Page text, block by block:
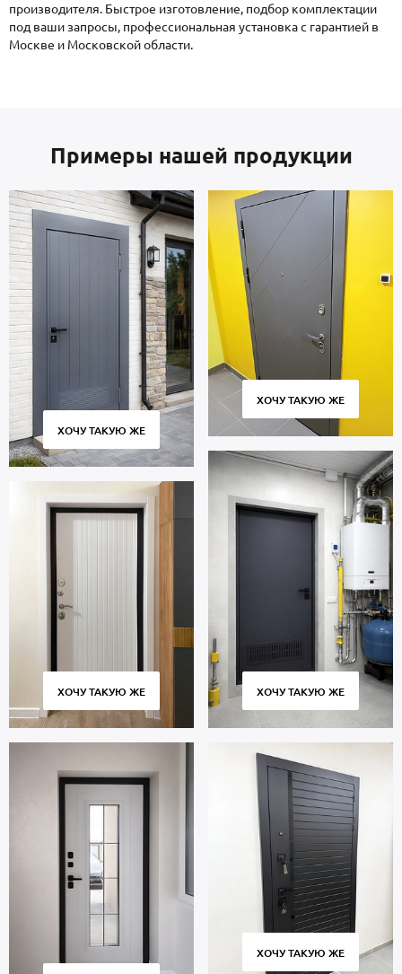
производителя. Быстрое изготовление, подбор комплектации
под ваши запросы, профессиональная установка с гарантией в
Москве и Московской области.
Примеры нашей продукции
ХОЧУ ТАКУЮ ЖЕ
ХОЧУ ТАКУЮ ЖЕ
ХОЧУ ТАКУЮ ЖЕ
ХОЧУ ТАКУЮ ЖЕ
ХОЧУ ТАКУЮ ЖЕ